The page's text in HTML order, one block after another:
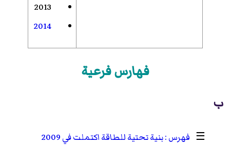
2013
2014
فهارس فرعية
ب
☰ بنية تحتية للطاقة اكتملت في 2009